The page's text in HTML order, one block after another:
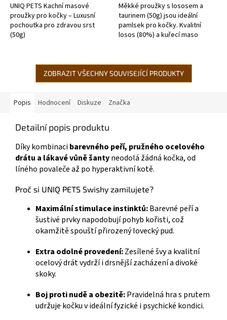
UNIQ PETS Kachní masové
proužky pro kočky – Luxusní
pochoutka pro zdravou srst
(50g)
Měkké proužky s lososem a
taurinem (50g) jsou ideální
pamlsek pro kočky. Kvalitní
losos (80%) a kuřecí maso
očí a...
ZOBRAZIT VŠECHNY SOUVISEJÍCÍ PRODUKTY
Popis Hodnocení Diskuze Značka
Detailní popis produktu
Díky kombinacibarevného peří, pružného ocelového
drátu a lákavé vůně šantyneodolá žádná kočka, od
líného povaleče až po hyperaktivní kotě.
Proč si UNIQ PETS Swishy zamilujete?
Maximální stimulace instinktů:Barevné peří a
šustivé prvky napodobují pohyb kořisti, což
okamžitě spouští přirozený lovecký pud.
Extra odolné provedení:Zesílené švy a kvalitní
ocelový drát vydrží i drsnější zacházení a divoké
skoky.
Boj proti nudě a obezitě:Pravidelná hra s prutem
udržuje kočku v ideální fyzické i psychické kondici.